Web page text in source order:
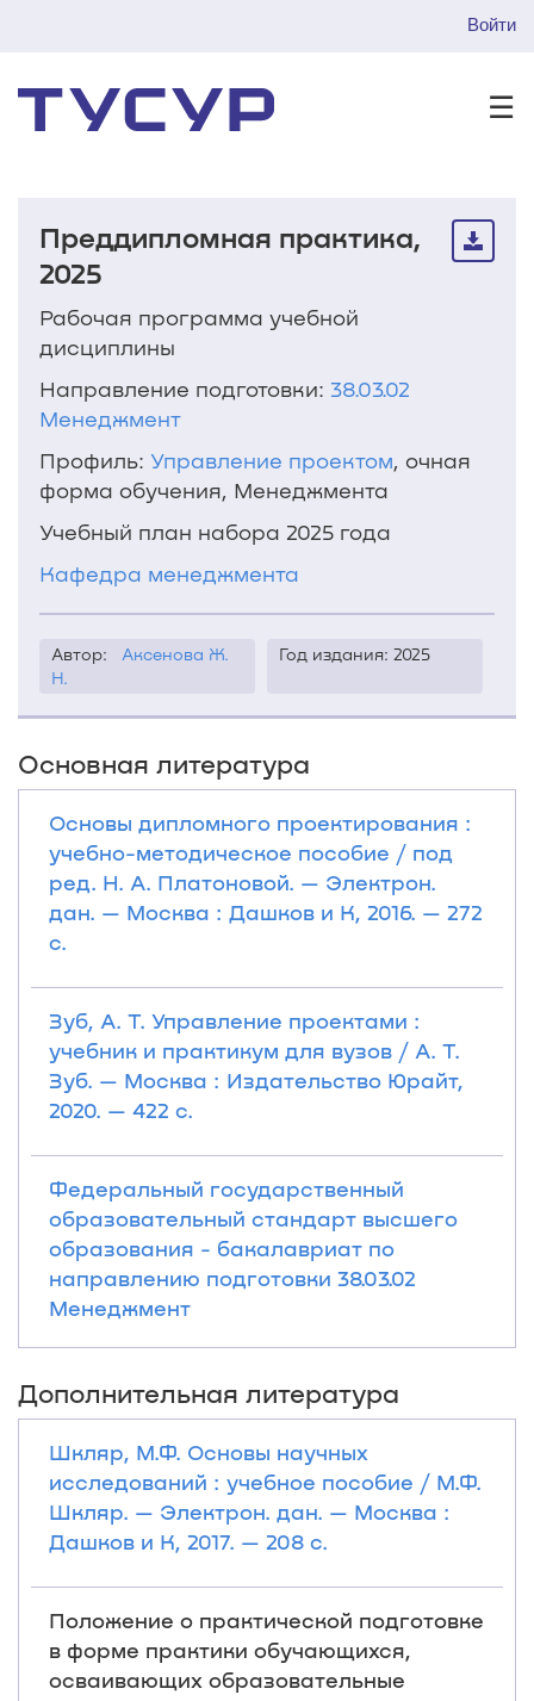
Войти
☰
Преддипломная практика,
2025
Рабочая программа учебной
дисциплины
Направление подготовки: 38.03.02
Менеджмент
Профиль: Управление проектом, очная
форма обучения, Менеджмента
Учебный план набора 2025 года
Кафедра менеджмента
Автор: Аксенова Ж.
Н.
Год издания: 2025
Основная литература
Основы дипломного проектирования :
учебно-методическое пособие / под
ред. Н. А. Платоновой. — Электрон.
дан. — Москва : Дашков и К, 2016. — 272
с.
Зуб, А. Т. Управление проектами :
учебник и практикум для вузов / А. Т.
Зуб. — Москва : Издательство Юрайт,
2020. — 422 с.
Федеральный государственный
образовательный стандарт высшего
образования - бакалавриат по
направлению подготовки 38.03.02
Менеджмент
Дополнительная литература
Шкляр, М.Ф. Основы научных
исследований : учебное пособие / М.Ф.
Шкляр. — Электрон. дан. — Москва :
Дашков и К, 2017. — 208 с.
Положение о практической подготовке
в форме практики обучающихся,
осваивающих образовательные